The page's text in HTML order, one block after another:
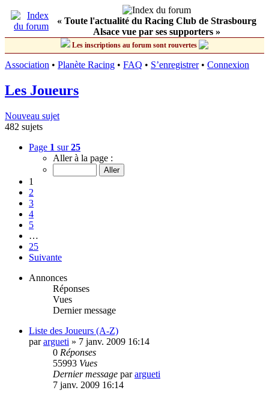
« Toute l'actualité du Racing Club de Strasbourg
Alsace vue par ses supporters »
Les inscriptions au forum sont rouvertes
Association • Planète Racing • FAQ • S’enregistrer• Connexion
Les Joueurs
Nouveau sujet
482 sujets
Page 1 sur25
Aller à la page :
1
2
3
4
5
…
25
Suivante
Annonces
Réponses
Vues
Dernier message
Liste des Joueurs (A-Z)
parargueti » 7 janv. 2009 16:14
0 Réponses
55993 Vues
Dernier message parargueti
7 janv. 2009 16:14